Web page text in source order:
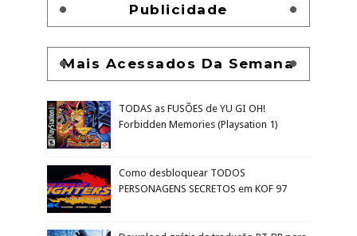
Publicidade
Mais Acessados Da Semana
TODAS as FUSÕES de YU GI OH!
Forbidden Memories (Playsation 1)
Como desbloquear TODOS
PERSONAGENS SECRETOS em KOF 97